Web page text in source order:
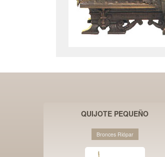
QUIJOTE PEQUEÑO
Bronces Riópar